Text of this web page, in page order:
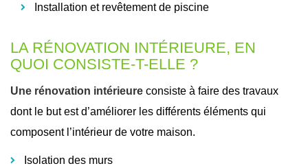
Installation et revêtement de piscine
LA RÉNOVATION INTÉRIEURE, EN
QUOI CONSISTE-T-ELLE ?
Une rénovation intérieure consiste à faire des travaux
dont le but est d’améliorer les différents éléments qui
composent l’intérieur de votre maison.
Isolation des murs